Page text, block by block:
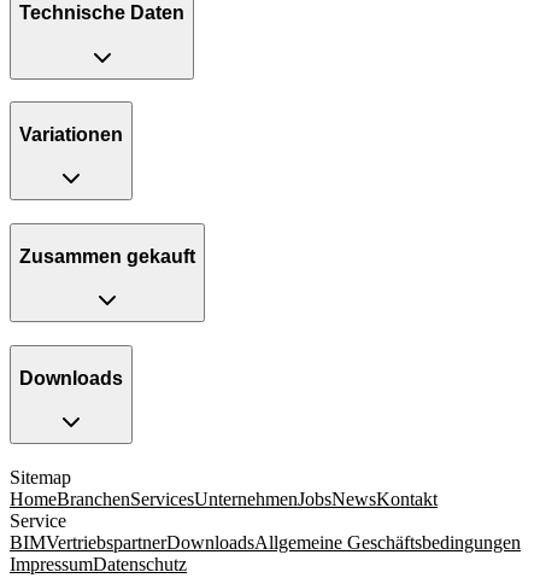
Technische Daten
Variationen
Zusammen gekauft
Downloads
Sitemap
HomeBranchenServicesUnternehmenJobsNewsKontakt
Service
BIMVertriebspartnerDownloadsAllgemeine Geschäftsbedingungen
ImpressumDatenschutz